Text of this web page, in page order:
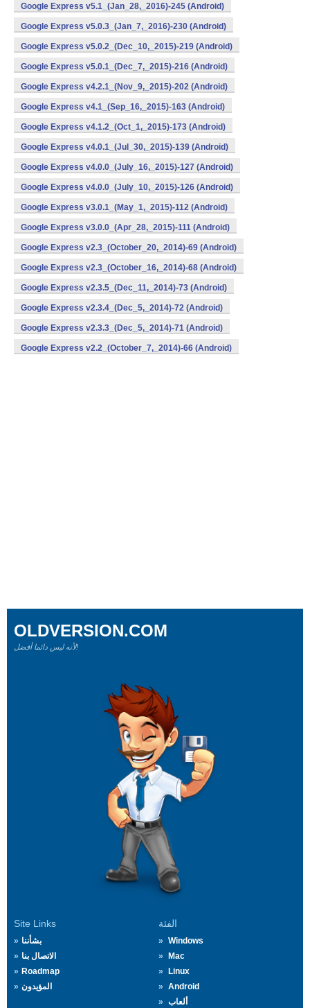
Google Express v5.1_(Jan_28,_2016)-245 (Android)
Google Express v5.0.3_(Jan_7,_2016)-230 (Android)
Google Express v5.0.2_(Dec_10,_2015)-219 (Android)
Google Express v5.0.1_(Dec_7,_2015)-216 (Android)
Google Express v4.2.1_(Nov_9,_2015)-202 (Android)
Google Express v4.1_(Sep_16,_2015)-163 (Android)
Google Express v4.1.2_(Oct_1,_2015)-173 (Android)
Google Express v4.0.1_(Jul_30,_2015)-139 (Android)
Google Express v4.0.0_(July_16,_2015)-127 (Android)
Google Express v4.0.0_(July_10,_2015)-126 (Android)
Google Express v3.0.1_(May_1,_2015)-112 (Android)
Google Express v3.0.0_(Apr_28,_2015)-111 (Android)
Google Express v2.3_(October_20,_2014)-69 (Android)
Google Express v2.3_(October_16,_2014)-68 (Android)
Google Express v2.3.5_(Dec_11,_2014)-73 (Android)
Google Express v2.3.4_(Dec_5,_2014)-72 (Android)
Google Express v2.3.3_(Dec_5,_2014)-71 (Android)
Google Express v2.2_(October_7,_2014)-66 (Android)
Site Links
بشأننا
الاتصال بنا
Roadmap
المؤيدون
الفئة
Windows
Mac
Linux
Android
ألعاب
OLDVERSION.COM
لأنه ليس دائما أفضل!